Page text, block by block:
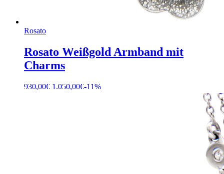
Rosato
Rosato Weißgold Armband mit
Charms
930,00€ 1.050,00€-11%